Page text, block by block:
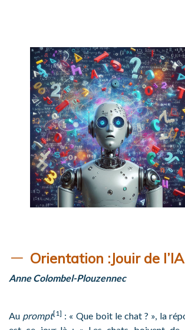
Orientation :Jouir de l’IA
Anne Colombel-Plouzennec
Au prompt[1] : « Que boit le chat ? », la